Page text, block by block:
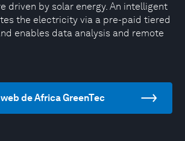
driven by solar energy. An intelligent
the electricity via a pre-paid tiered
enables data analysis and remote
de Africa GreenTec